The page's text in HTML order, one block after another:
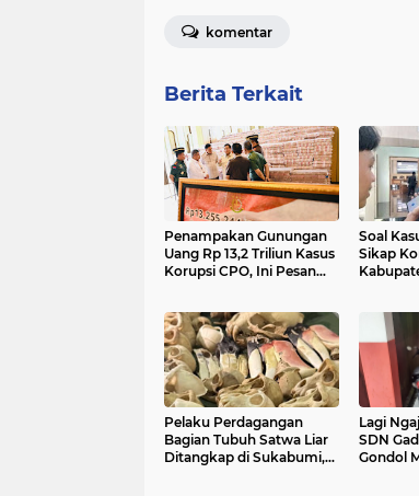
komentar
Berita Terkait
Penampakan Gunungan
Uang Rp 13,2 Triliun Kasus
Korupsi CPO, Ini Pesan
Soal
Sikap
Pelaku Perdagangan
Bagian Tubuh Satwa Liar
Ditangkap di Sukabumi,
Lagi
SDN
Gondol